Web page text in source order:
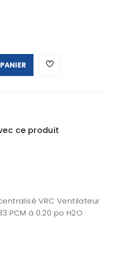
ce produit
VRC Ventilateur
PCM à 0.20 po H2O